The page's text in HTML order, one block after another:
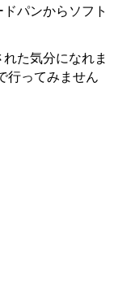
パンからソフト
た気分になれま
行ってみません